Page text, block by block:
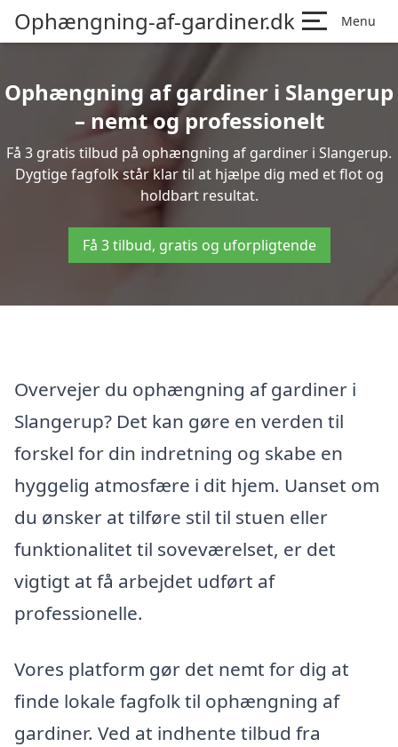
Ophængning-af-gardiner.dk Menu
Ophængning af gardiner i Slangerup
– nemt og professionelt
Få 3 gratis tilbud på ophængning af gardiner i Slangerup.
Dygtige fagfolk står klar til at hjælpe dig med et flot og
holdbart resultat.
Få 3 tilbud, gratis og uforpligtende
Overvejer du ophængning af gardiner i
Slangerup? Det kan gøre en verden til
forskel for din indretning og skabe en
hyggelig atmosfære i dit hjem. Uanset om
du ønsker at tilføre stil til stuen eller
funktionalitet til soveværelset, er det
vigtigt at få arbejdet udført af
professionelle.
Vores platform gør det nemt for dig at
finde lokale fagfolk til ophængning af
gardiner. Ved at indhente tilbud fra